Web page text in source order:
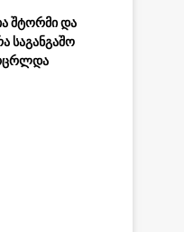
შტორმი და
საგანგაშო